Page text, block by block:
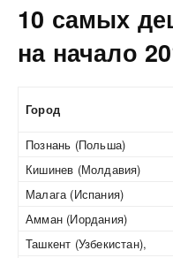
10 самых
на начало
Город
Познань (Польша)
Кишинев (Молдавия)
Малага (Испания)
Амман (Иордания)
Ташкент (Узбекистан),